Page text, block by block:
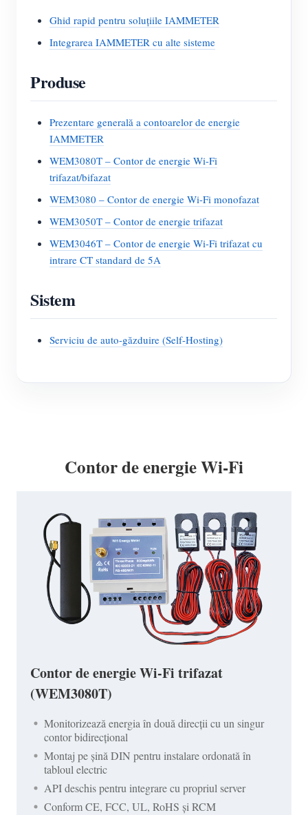
Ghid rapid pentru soluțiile IAMMETER
Integrarea IAMMETER cu alte sisteme
Produse
Prezentare generală a contoarelor de energie
IAMMETER
WEM3080T – Contor de energie Wi-Fi
trifazat/bifazat
WEM3080 – Contor de energie Wi-Fi monofazat
WEM3050T – Contor de energie trifazat
WEM3046T – Contor de energie Wi-Fi trifazat cu
intrare CT standard de 5A
Sistem
Serviciu de auto-găzduire (Self-Hosting)
Contor de energie Wi-Fi
Contor de energie Wi-Fi trifazat
(WEM3080T)
Monitorizează energia în două direcții cu un singur
contor bidirecțional
Montaj pe șină DIN pentru instalare ordonată în
tabloul electric
API deschis pentru integrare cu propriul server
Conform CE, FCC, UL, RoHS și RCM